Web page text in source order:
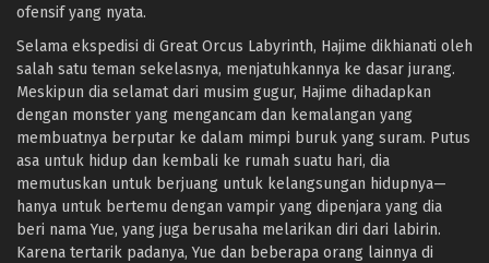
ofensif yang nyata.
Selama ekspedisi di Great Orcus Labyrinth, Hajime dikhianati oleh
salah satu teman sekelasnya, menjatuhkannya ke dasar jurang.
Meskipun dia selamat dari musim gugur, Hajime dihadapkan
dengan monster yang mengancam dan kemalangan yang
membuatnya berputar ke dalam mimpi buruk yang suram. Putus
asa untuk hidup dan kembali ke rumah suatu hari, dia
memutuskan untuk berjuang untuk kelangsungan hidupnya—
hanya untuk bertemu dengan vampir yang dipenjara yang dia
beri nama Yue, yang juga berusaha melarikan diri dari labirin.
Karena tertarik padanya, Yue dan beberapa orang lainnya di